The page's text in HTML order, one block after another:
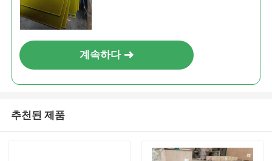
계속하다
추천된 제품